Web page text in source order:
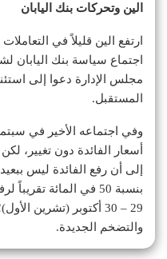
الين وتحركات بنك اليابان
ارتفع الين قليلاً في
اجتماع سياسة بنك اليابان
مجلس الإدارة دعوا إلى
المستقبل.
وفي اجتماعه الأخير في
أسعار الفائدة دون تغيير،
إلى أن رفع الفائدة ليس
بنسبة 50 في المائة
29 – 30 أكتوبر (تشرين
والتضخم الجديدة.